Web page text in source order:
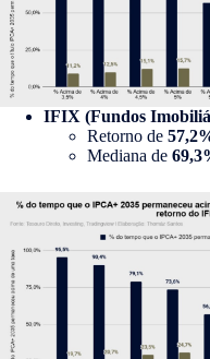
IFIX (Fundos
Retorno de
Mediana de